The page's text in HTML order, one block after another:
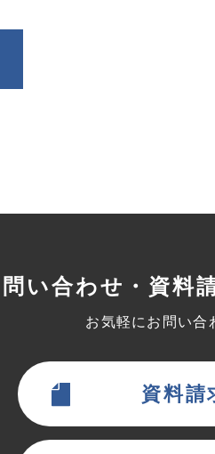
い合わせ・資料
お気軽にお問い合
資料請